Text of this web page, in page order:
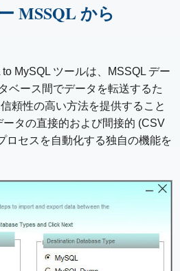
MSSQL から
MySQL ツールは、MSSQL デー
ベース間でデータを転送するた
頼性の高い方法を提供すること
タの直接的および間接的 (CSV
ロセスを自動化する独自の機能を